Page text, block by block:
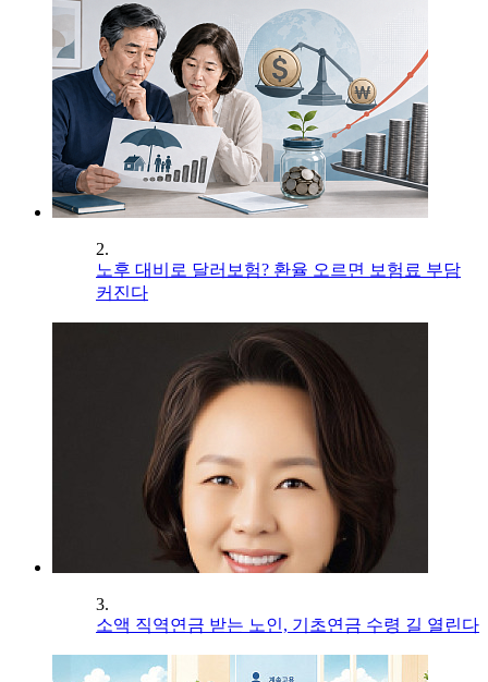
2.
노후 대비로 달러보험? 환율 오르면 보험료 부담
커진다
3.
소액 직역연금 받는 노인, 기초연금 수령 길 열린다